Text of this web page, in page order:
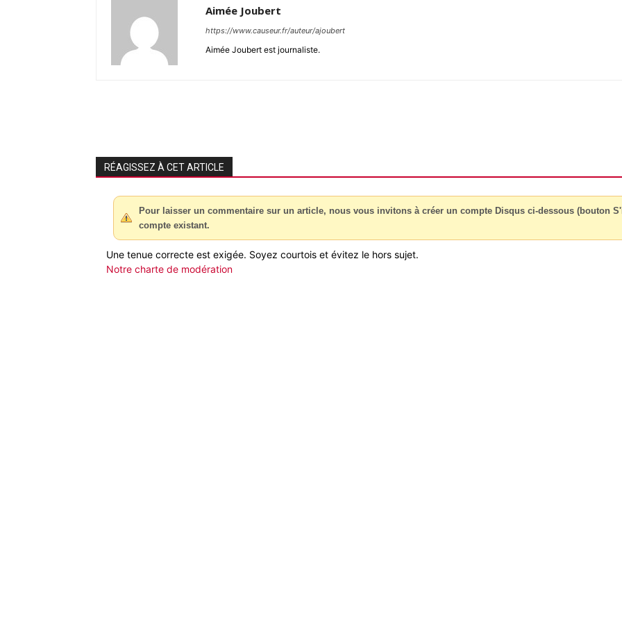
Aimée Joubert
https://www.causeur.fr/auteur/ajoubert
Aimée Joubert est journaliste.
RÉAGISSEZ À CET ARTICLE
Pour laisser un commentaire sur un article, nous vous invitons à créer un compte Disqus ci-dessous (bouton
compte existant.
Une tenue correcte est exigée. Soyez courtois et évitez le hors sujet.
Notre charte de modération